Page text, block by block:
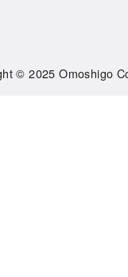
© 2025Omoshigo